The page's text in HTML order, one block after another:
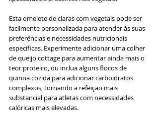
Esta omelete de claras com vegetais pode ser
facilmente personalizada para atender às suas
preferências e necessidades nutricionais
específicas. Experimente adicionar uma colher
de queijo cottage para aumentar ainda mais o
teor proteico, ou inclua alguns flocos de
quinoa cozida para adicionar carboidratos
complexos, tornando a refeição mais
substancial para atletas com necessidades
calóricas mais elevadas.